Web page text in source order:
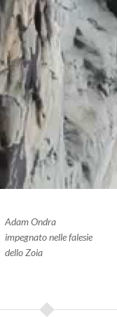
Adam Ondra
impegnato nelle falesie
dello Zoia